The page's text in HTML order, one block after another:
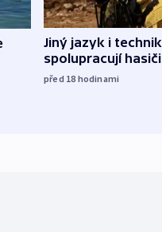
Jiný jazyk i
spolupracují
před 18 hodinami